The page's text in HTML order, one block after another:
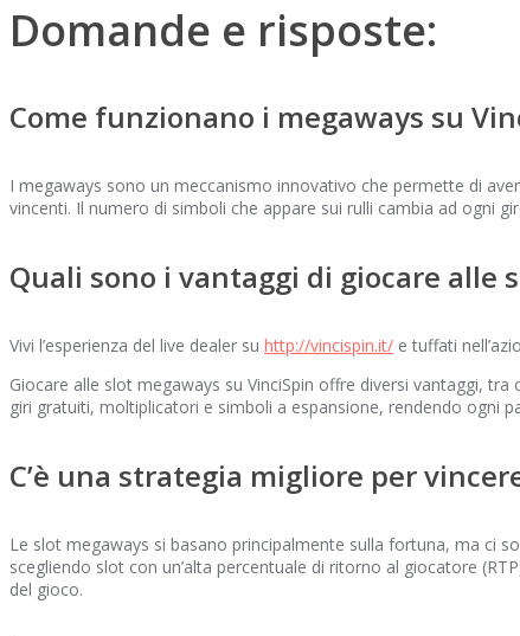
Domande e risposte:
Come funzionano i megaways su
I megaways sono un meccanismo innovativo che permette di
vincenti. Il numero di simboli che appare sui rulli cambia ad ogni
Quali sono i vantaggi di giocare alle
Vivi l’esperienza del live dealer su http://vincispin.it/ e tuffati
Giocare alle slot megaways su VinciSpin offre diversi vantaggi,
giri gratuiti, moltiplicatori e simboli a espansione, rendendo ogni
C’è una strategia migliore per
Le slot megaways si basano principalmente sulla fortuna, ma ci
scegliendo slot con un’alta percentuale di ritorno al giocatore
del gioco.